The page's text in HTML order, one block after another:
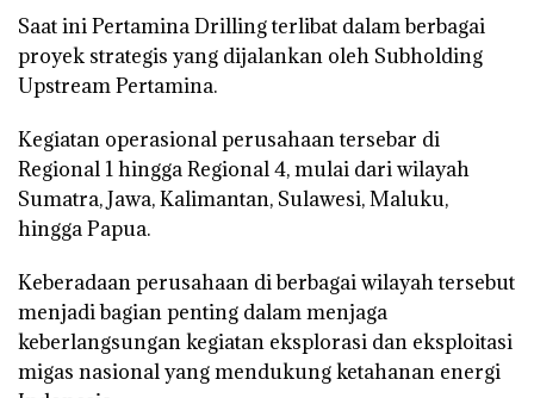
Saat ini Pertamina Drilling terlibat dalam berbagai
proyek strategis yang dijalankan oleh Subholding
Upstream Pertamina.
Kegiatan operasional perusahaan tersebar di
Regional 1 hingga Regional 4, mulai dari wilayah
Sumatra, Jawa, Kalimantan, Sulawesi, Maluku,
hingga Papua.
Keberadaan perusahaan di berbagai wilayah tersebut
menjadi bagian penting dalam menjaga
keberlangsungan kegiatan eksplorasi dan eksploitasi
migas nasional yang mendukung ketahanan energi